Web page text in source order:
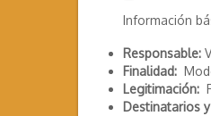
Información
Responsable:
Finalidad:
Legitimación:
Destinatarios